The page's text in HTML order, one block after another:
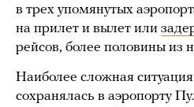
в трех упомянутых
на прилет и вылет или
рейсов, более половины
Наиболее сложная
сохранялась в аэропорту